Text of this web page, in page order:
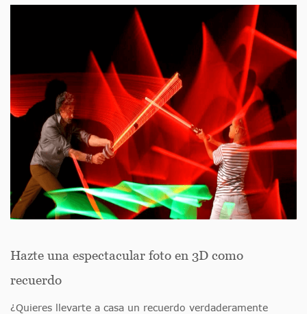
Hazte una espectacular foto en 3D como
recuerdo
¿Quieres llevarte a casa un recuerdo verdaderamente